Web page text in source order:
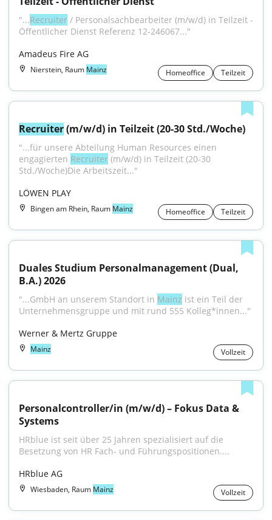
"...Recruiter / Personalsachbearbeiter (m/w/d) in Teilzeit -
Öffentlicher Dienst Referenz 12-246067..."
Amadeus Fire AG
Nierstein, Raum Mainz Homeoffice Teilzeit
Recruiter (m/w/d) in Teilzeit (20-30 Std./Woche)
"...für unsere Abteilung Human Resources einen
engagierten Recruiter (m/w/d) in Teilzeit (20-30
Std./Woche)Die Arbeitszeit..."
LÖWEN PLAY
Bingen am Rhein, Raum Mainz Homeoffice Teilzeit
Duales Studium Personalmanagement (Dual,
B.A.) 2026
"...GmbH an unserem Standort in Mainz ist ein Teil der
Unternehmensgruppe und mit rund 555 Kolleg*innen..."
Werner & Mertz Gruppe
Mainz Vollzeit
Personalcontroller/in (m/w/d) – Fokus Data &
Systems
HRblue ist seit über 25 Jahren spezialisiert auf die
Besetzung von HR Fach- und Führungspositionen....
HRblue AG
Wiesbaden, Raum Mainz Vollzeit